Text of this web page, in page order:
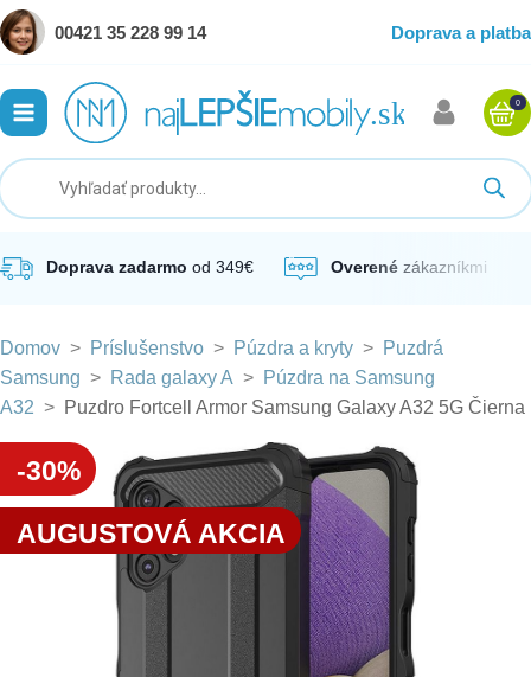
00421 35 228 99 14 Doprava a platba
0
Doprava zadarmo od 349€ Overené zákazníkmi
Domov > Príslušenstvo > Púzdra a kryty > Puzdrá
Samsung > Rada galaxy A > Púzdra na Samsung
A32 > Puzdro Fortcell Armor Samsung Galaxy A32 5G Čierna
-30%
AUGUSTOVÁ AKCIA